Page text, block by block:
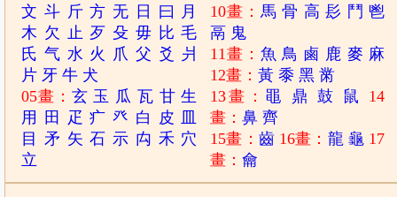
文 斗 斤 方 无 日 曰
月
木 欠 止 歹 殳 毋 比 毛
氏 气 水 火 爪 父 爻 爿
片 牙 牛 犬
05畫： 玄 玉 瓜 瓦 甘 生
用
田 疋 疒 癶 白 皮 皿
目 矛 矢 石 示 禸 禾 穴
立
10畫： 馬 骨 高 髟 鬥 鬯
鬲 鬼
11畫： 魚 鳥 鹵 鹿 麥 麻
12畫：黃 黍 黑 黹
13畫：黽 鼎 鼓 鼠
14
畫：鼻 齊
15畫： 齒 16畫： 龍 龜 17
畫：龠